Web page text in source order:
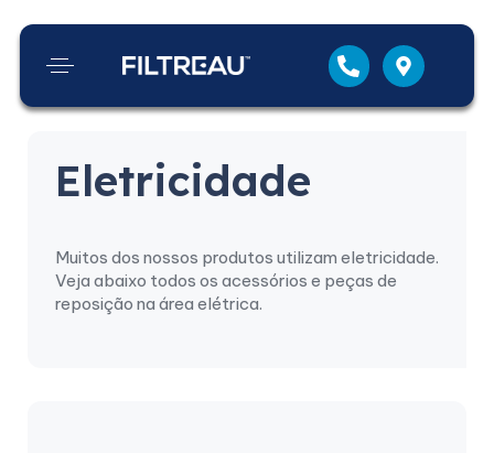
Eletricidade
Muitos dos nossos produtos utilizam eletricidade.
Veja abaixo todos os acessórios e peças de
reposição na área elétrica.